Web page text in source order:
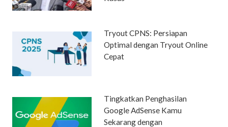
Tryout CPNS: Persiapan
Optimal dengan Tryout Online
Cepat
Tingkatkan Penghasilan
Google AdSense Kamu
Sekarang dengan